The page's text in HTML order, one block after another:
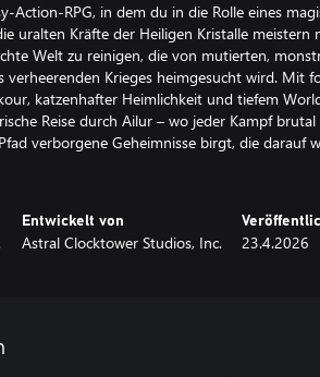
Action-RPG, in dem du in die Rolle eines
uralten Kräfte der Heiligen Kristalle meistern
Welt zu reinigen, die von mutierten,
verheerenden Krieges heimgesucht wird. Mit
katzenhafter Heimlichkeit und tiefem
Reise durch Ailur – wo jeder Kampf brutal
verborgene Geheimnisse birgt, die darauf
Entwickelt von
Astral Clocktower Studios, Inc. 23.4.2026